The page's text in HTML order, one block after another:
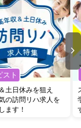
スト
土日休みを狙え
の訪問リハ求人を
ます！